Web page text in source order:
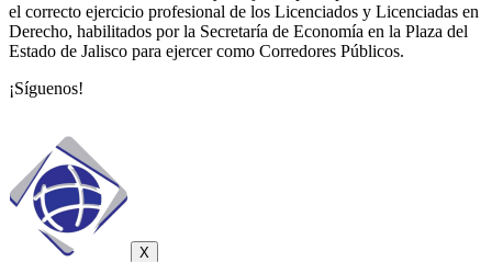
el correcto ejercicio profesional de los Licenciados y Licenciadas en
Derecho, habilitados por la Secretaría de Economía en la Plaza del
Estado de Jalisco para ejercer como Corredores Públicos.
¡Síguenos!
X